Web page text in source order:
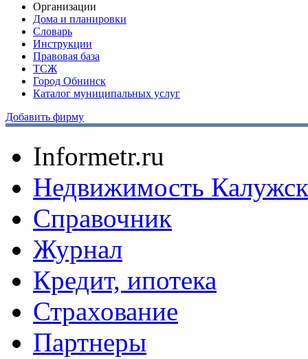
Организации
Дома и планировки
Словарь
Инструкции
Правовая база
ТСЖ
Город Обнинск
Каталог муниципальных услуг
Добавить фирму
Informetr.ru
Недвижимость
Справочник
Журнал
Кредит, ипотека
Страхование
Партнеры